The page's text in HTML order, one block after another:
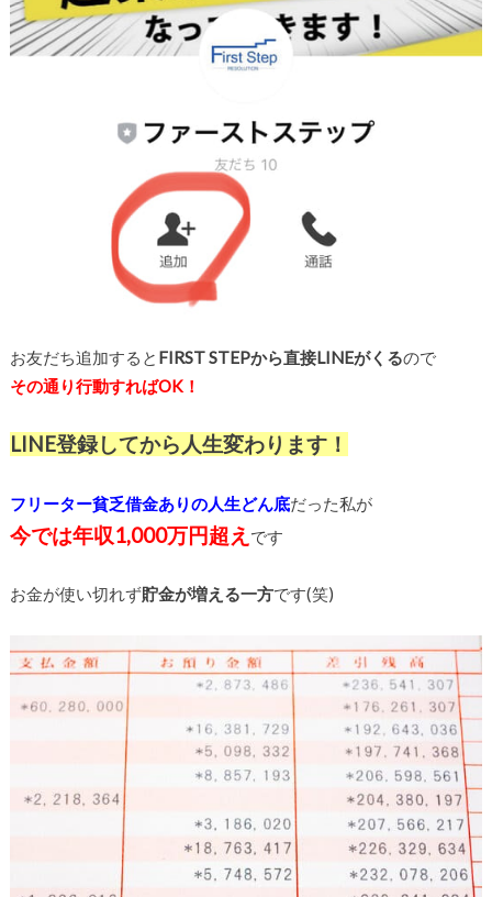
お友だち追加すると FIRST STEPから直接LINEがくるので
その通り行動すればOK！
LINE登録してから人生変わります！
フリーター貧乏借金ありの人生どん底だった私が
今では年収1,000万円超え です
お金が使い切れず貯金が増える一方です(笑)